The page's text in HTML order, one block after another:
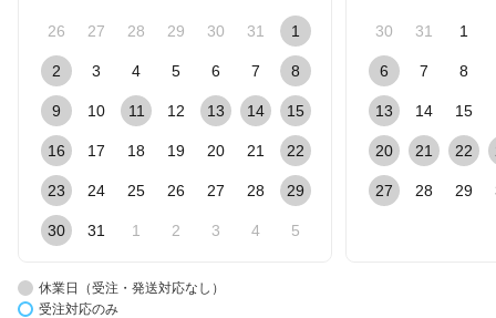
26 27 28 29 30 31 1
2 3 4 5 6 7 8
9 10 11 12 13 14 15
16 17 18 19 20 21 22
23 24 25 26 27 28 29
30 31 1 2 3 4 5
30 31 1
6 7 8
13 14 15
20 21 22
27 28 29
休業日（受注・発送対応なし）
受注対応のみ